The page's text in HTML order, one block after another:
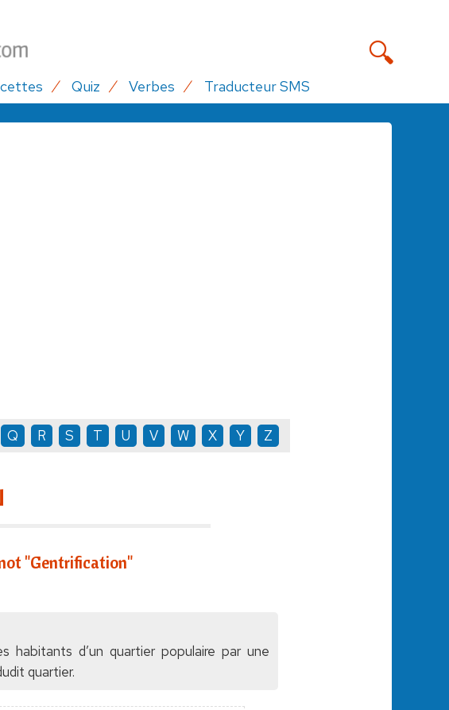
Quiz Verbes Traducteur SMS
Q R S T U V W X Y Z
"Gentrification"
habitants d’un quartier populaire par une
quartier.